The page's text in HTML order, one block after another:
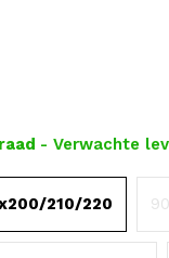
- Verwachte
210/220